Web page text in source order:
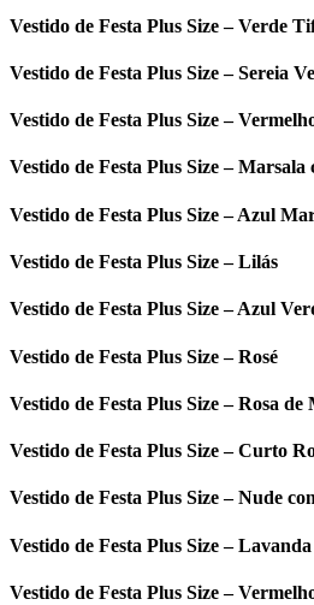
Vestido de Festa Plus Size – Verde
Vestido de Festa Plus Size – Sereia
Vestido de Festa Plus Size –
Vestido de Festa Plus Size –
Vestido de Festa Plus Size – Azul
Vestido de Festa Plus Size – Lilás
Vestido de Festa Plus Size – Azul
Vestido de Festa Plus Size – Rosé
Vestido de Festa Plus Size – Rosa de
Vestido de Festa Plus Size – Curto
Vestido de Festa Plus Size – Nude
Vestido de Festa Plus Size – Lavanda
Vestido de Festa Plus Size –